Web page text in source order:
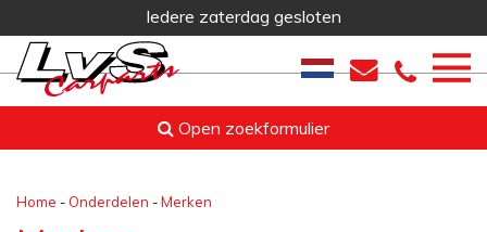
Iedere zaterdag gesloten
Open zoekformulier
Home - Onderdelen -Merken